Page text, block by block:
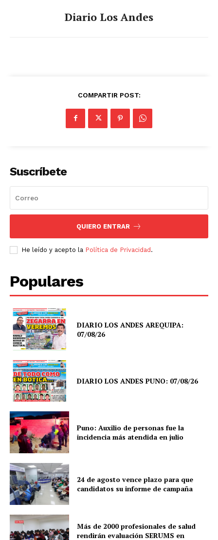
Diario Los Andes
COMPARTIR POST:
Suscríbete
QUIERO ENTRAR
He leído y acepto la Política de Privacidad .
Populares
DIARIO LOS ANDES AREQUIPA:
07/08/26
DIARIO LOS ANDES PUNO: 07/08/26
Puno: Auxilio de personas fue la
incidencia más atendida en julio
24 de agosto vence plazo para que
candidatos su informe de campaña
Más de 2000 profesionales de salud
rendirán evaluación SERUMS en